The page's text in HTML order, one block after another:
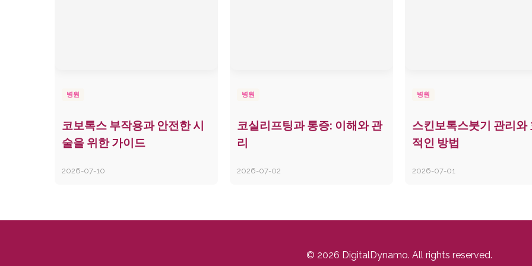
병원
코보톡스 부작용과 안전한 시
술을 위한 가이드
2026-07-10
병원
코실리프팅과 통증: 이해와 관
리
2026-07-02
병원
스킨보톡스붓기 관리와
적인 방법
2026-07-01
© 2026 DigitalDynamo. All rights reserved.